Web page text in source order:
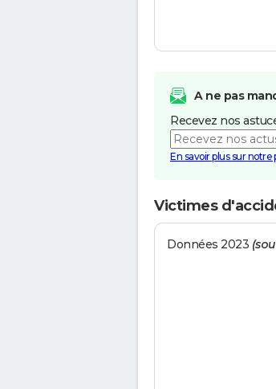
A ne pas
Recevez nos
En savoir plus sur
Victimes
Données 2023